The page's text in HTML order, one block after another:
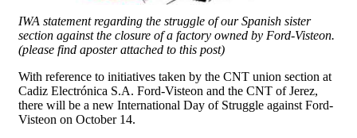
IWA statement regarding the struggle of our Spanish sister
section against the closure of a factory owned by Ford-Visteon.
(please find aposter attached to this post)
With reference to initiatives taken by the CNT union section at
Cadiz Electrónica S.A. Ford-Visteon and the CNT of Jerez,
there will be a new International Day of Struggle against Ford-
Visteon on October 14.